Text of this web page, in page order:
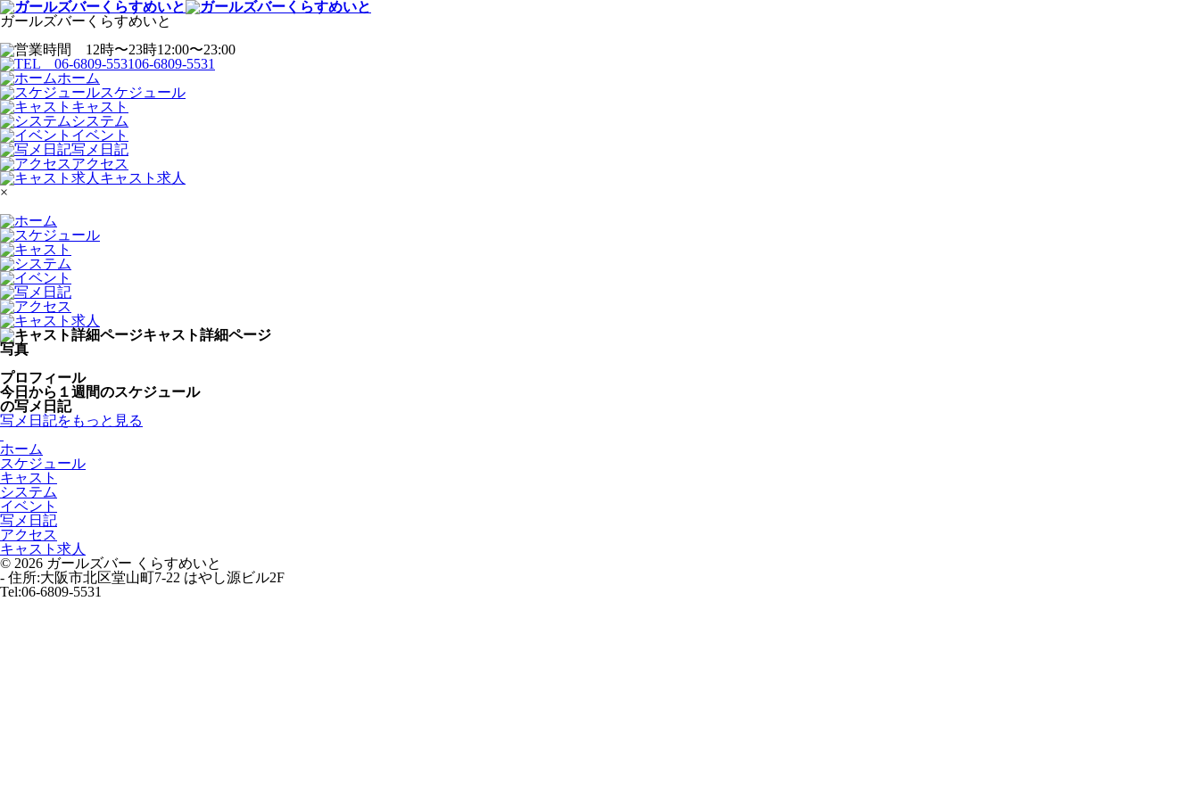
ガールズバーくらすめいと
12:00〜23:00
06-6809-5531
ホーム
スケジュール
キャスト
システム
イベント
写メ日記
アクセス
キャスト求人
×
キャスト詳細ページ
写真
プロフィール
今日から１週間のスケジュール
の写メ日記
写メ日記をもっと見る
ホーム
スケジュール
キャスト
システム
イベント
写メ日記
アクセス
キャスト求人
© 2026 ガールズバー くらすめいと
- 住所:大阪市北区堂山町7-22 はやし源ビル2F
Tel:06-6809-5531